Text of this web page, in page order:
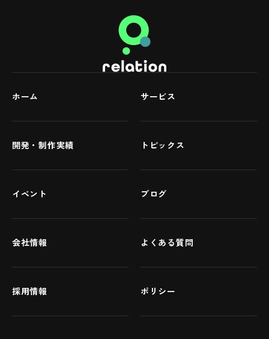
ホーム サービス
開発・制作実績 トピックス
イベント ブログ
会社情報 よくある質問
採用情報 ポリシー